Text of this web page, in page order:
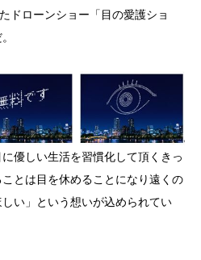
ドローンショー「目の愛護ショ
優しい生活を習慣化して頂くきっ
とは目を休めることになり遠くの
い」という想いが込められてい